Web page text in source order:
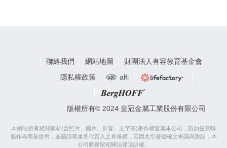
聯絡我們 網站地圖
財團法人有容教育基金會
隱私權政策
alfi
版權所有© 2024 皇冠金屬工業股份有限公司
本網站所有相關素材(含照片、圖片、影音、文字等)著作權皆屬本公司，請勿任意轉
載作為商業使用，並籲請尊重各代言人之肖像權，若因此引發侵權之爭議與訴訟，本
公司將保留相關法律追訴權。